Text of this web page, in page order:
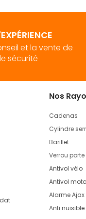
et la vente de
sécurité
Nos
Cadenas
Cylindre
Barillet
Verrou porte
Antivol vélo
Antivol moto
Alarme Ajax
Anti nuisible